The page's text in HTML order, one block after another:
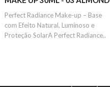
Perfect Radiance Make-up – Base
com Efeito Natural, Luminoso e
Proteção SolarA Perfect Radiance..